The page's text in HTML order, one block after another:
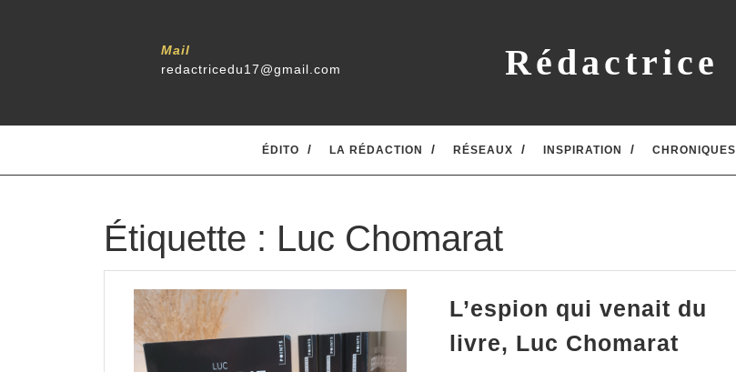
Mail
redactricedu17@gmail.com
Rédactrice
ÉDITO LA RÉDACTION RÉSEAUX INSPIRATION CHRONIQUES
Étiquette : Luc Chomarat
L’espion qui venait du
livre, Luc Chomarat